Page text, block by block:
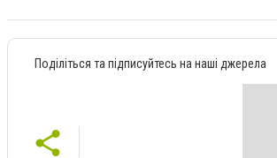
Поділіться та підписуйтесь на наші джерела